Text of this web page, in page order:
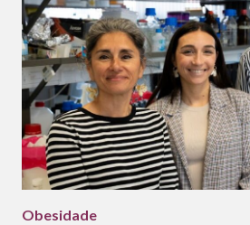
Obesidade